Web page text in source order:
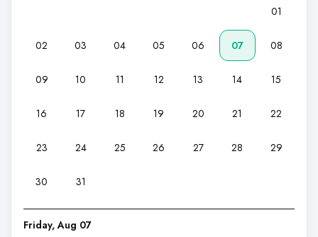
01
02 03 04 05 06 07 08
09 10 11 12 13 14 15
16 17 18 19 20 21 22
23 24 25 26 27 28 29
30 31
Friday, Aug 07